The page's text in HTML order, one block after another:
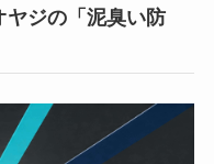
ヤジの「泥臭い防